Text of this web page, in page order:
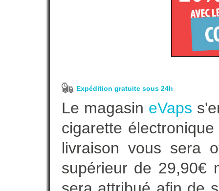
Expédition gratuite sous 24h
Le magasin eVaps
cigarette
livraison vous sera
supérieur de 29,90€